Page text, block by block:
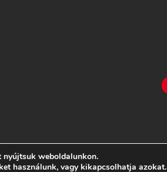
nyújtsuk weboldalunkon.
használunk, vagy kikapcsolhatja azokat.